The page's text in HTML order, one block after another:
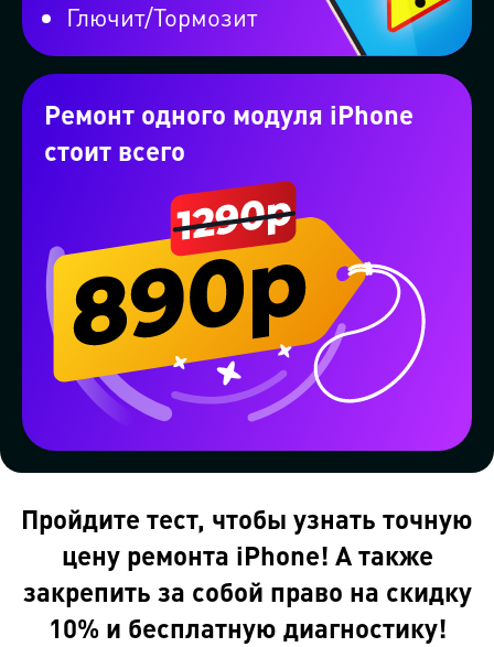
Проконсультируем бесплатно в
Telegram
Глючит/Тормозит
Ремонт одного модуля iPhone
стоит всего
Пройдите тест, чтобы узнать точную
цену ремонта iPhone! А также
закрепить за собой право на скидку
10% и бесплатную диагностику!